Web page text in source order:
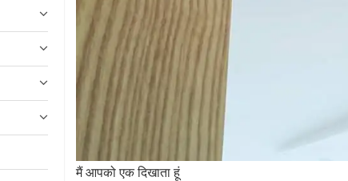
मैं आपको एक दिखाता हूं